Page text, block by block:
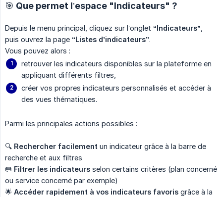
🎯 Que permet l’espace "Indicateurs" ?
Depuis le menu principal, cliquez sur l’onglet “Indicateurs”
puis ouvrez la page “Listes d’indicateurs”.
Vous pouvez alors :
retrouver les indicateurs disponibles sur la plateforme en
appliquant différents filtres,
créer vos propres indicateurs personnalisés et accéder à
des vues thématiques.
Parmi les principales actions possibles :
🔍 Rechercher facilement un indicateur grâce à la barre de
recherche et aux filtres
🥅 Filtrer les indicateurs selon certains critères (plan concerné
ou service concerné par exemple)
🌟 Accéder rapidement à vos indicateurs favoris grâce à la